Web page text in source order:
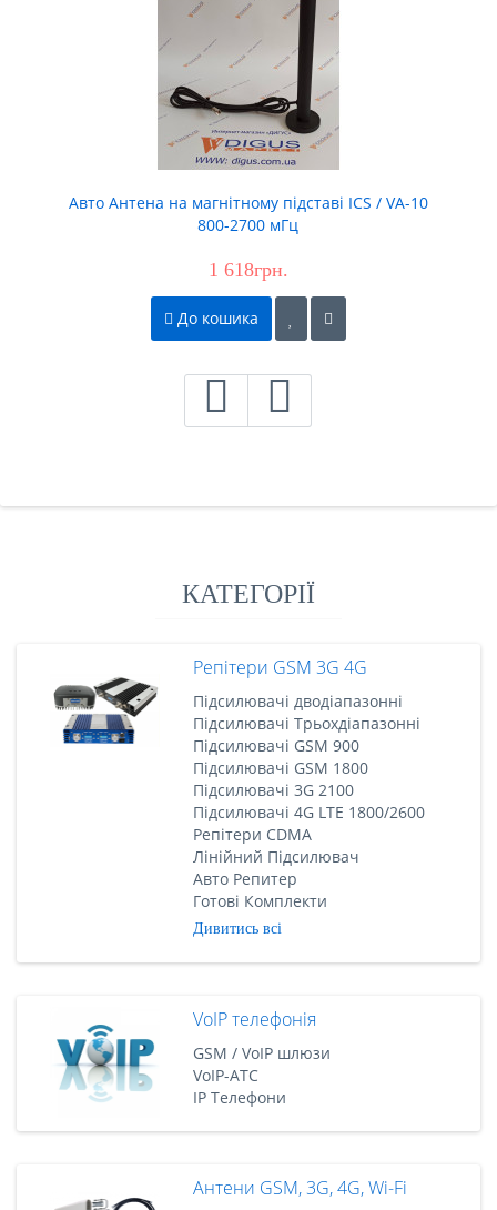
Авто Антена на магнітному підставі ICS / VA-10
800-2700 мГц
1 618грн.
До кошика
КАТЕГОРІЇ
Репітери GSM 3G 4G
Підсилювачі дводіапазонні
Підсилювачі Трьохдіапазонні
Підсилювачі GSM 900
Підсилювачі GSM 1800
Підсилювачі 3G 2100
Підсилювачі 4G LTE 1800/2600
Репітери CDMA
Лінійний Підсилювач
Авто Репитер
Готові Комплекти
Дивитись всі
VoIP телефонія
GSM / VoIP шлюзи
VoIP-АТС
IP Телефони
Антени GSM, 3G, 4G, Wi-Fi